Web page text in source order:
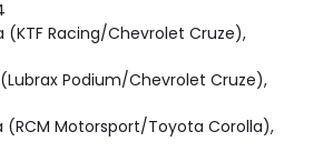
(KTF Racing/Chevrolet Cruze),
Podium/Chevrolet Cruze),
(RCM Motorsport/Toyota Corolla),